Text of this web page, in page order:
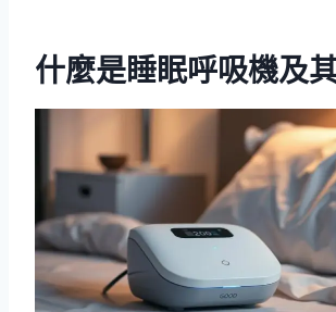
什麼是睡眠呼吸機及